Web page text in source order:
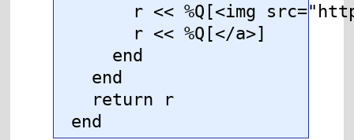
r << %Q[<img
      r << %Q[</a>]
    end
  end
  return r
end